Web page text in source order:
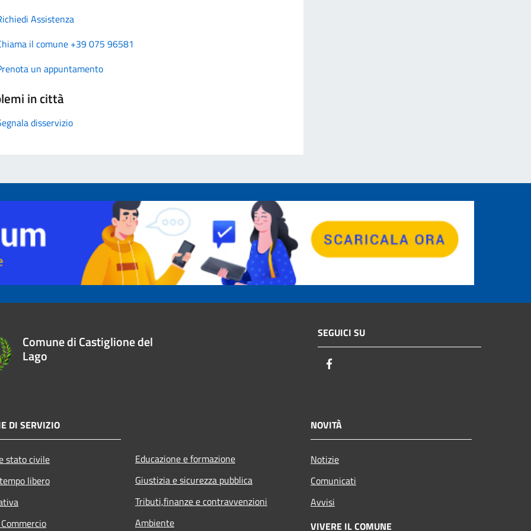
Assistenza
il comune +39 075 96581
un appuntamento
in città
disservizio
Comune di Castiglione del
Lago
SEGUICI SU
DI SERVIZIO
stato civile
libero
Educazione e formazione
Giustizia e sicurezza pubblica
Tributi,finanze e contravvenzioni
Ambiente
NOVITÀ
Notizie
Comunicati
Avvisi
VIVERE IL COMUNE